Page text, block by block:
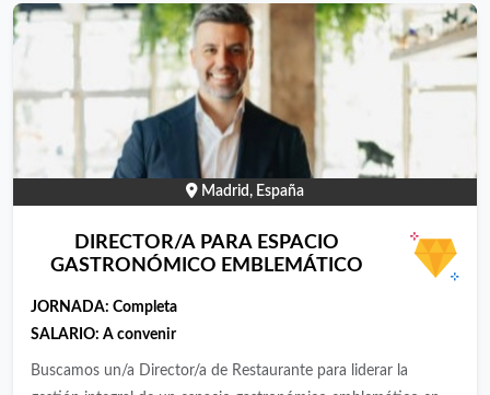
Madrid, España
DIRECTOR/A PARA ESPACIO
GASTRONÓMICO EMBLEMÁTICO
JORNADA: Completa
SALARIO: A convenir
Buscamos un/a Director/a de Restaurante para liderar la